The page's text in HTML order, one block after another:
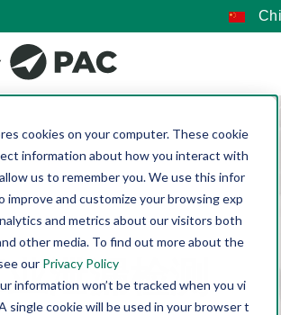
cookies on your computer. These cookie
information about how you interact with
us to remember you. We use this infor
improve and customize your browsing exp
and metrics about our visitors both
other media. To find out more about the
our Privacy Policy
information won’t be tracked when you vi
single cookie will be used in your browser t
泄漏检测